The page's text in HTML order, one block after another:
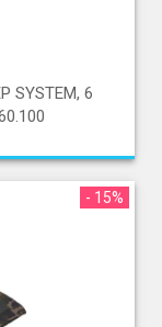
SYSTEM, 6
- 15%